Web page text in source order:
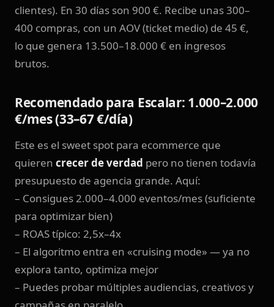
clientes). En 30 días son 900 €. Recibe unas 300–
400 compras, con un AOV (ticket medio) de 45 €,
lo que genera 13.500–18.000 € en ingresos
brutos.
Recomendado para Escalar: 1.000–2.000
€/mes (33–67 €/día)
Este es el sweet spot para ecommerce que
quieren crecer de verdad pero no tienen todavía
presupuesto de agencia grande. Aquí:
– Consigues 2.000–4.000 eventos/mes (suficiente
para optimizar bien)
– ROAS típico: 2,5x–4x
– El algoritmo entra en «cruising mode» — ya no
explora tanto, optimiza mejor
– Puedes probar múltiples audiencias, creativos y